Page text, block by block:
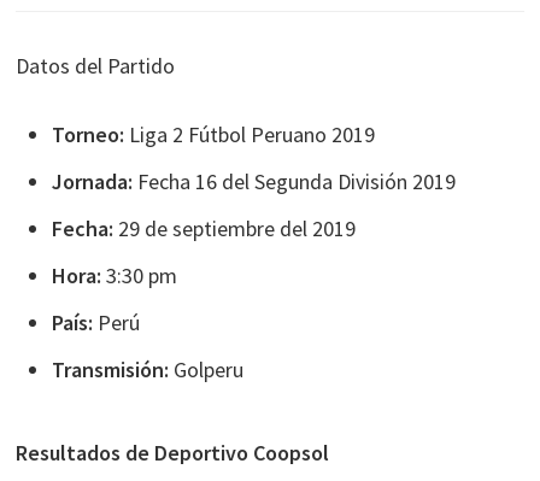
Datos del Partido
Torneo: Liga 2 Fútbol Peruano 2019
Jornada: Fecha 16 del Segunda División 2019
Fecha: 29 de septiembre del 2019
Hora: 3:30 pm
País: Perú
Transmisión: Golperu
Resultados de Deportivo Coopsol